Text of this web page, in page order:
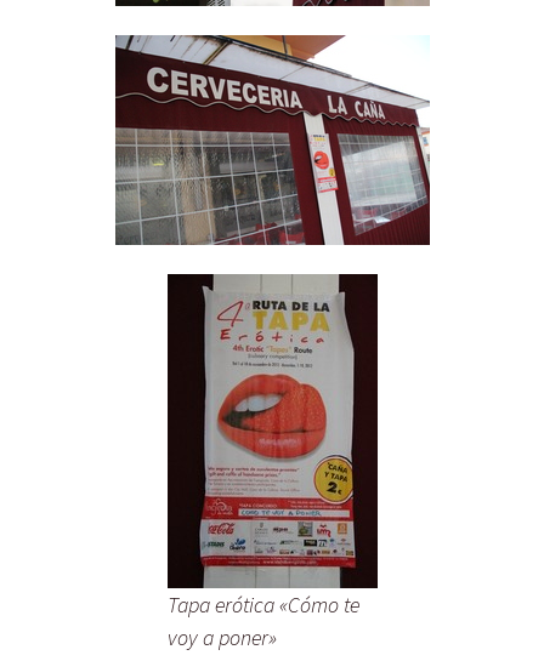
Tapa erótica «Cómo te
voy a poner»